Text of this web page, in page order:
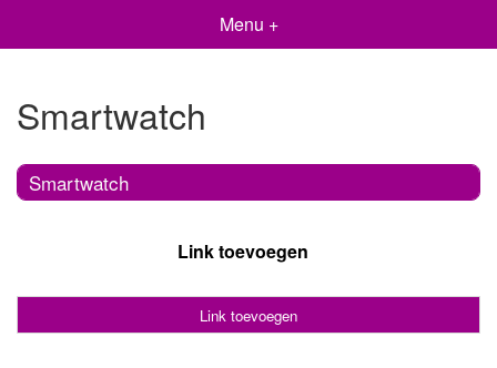
Menu +
Smartwatch
Smartwatch
Link toevoegen
Link toevoegen